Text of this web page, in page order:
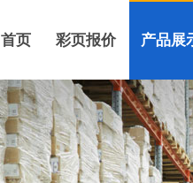
首页 彩页报价 产品展